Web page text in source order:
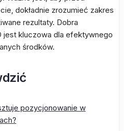
dokładnie zrozumieć zakres
rezultaty. Dobra
jest kluczowa dla efektywnego
środków.
pozycjonowanie w